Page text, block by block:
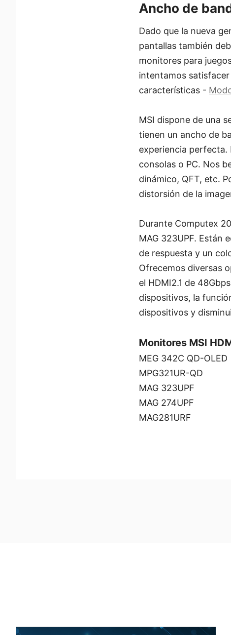
Ancho de
Dado que la nueva
pantallas también
monitores para
intentamos
características -
MSI dispone de una
tienen un ancho de
experiencia perfecta.
consolas o PC. Nos
dinámico, QFT, etc.
distorsión de la
Durante Computex
MAG 323UPF. Están
de respuesta y un
Ofrecemos diversas
el HDMI2.1 de
dispositivos, la
dispositivos y
Monitores MSI
MEG 342C QD-OLED
MPG321UR-QD
MAG 323UPF
MAG 274UPF
MAG281URF